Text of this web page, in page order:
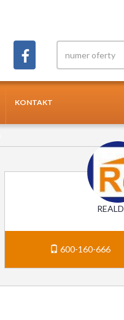
KONTAKT
600-160-666